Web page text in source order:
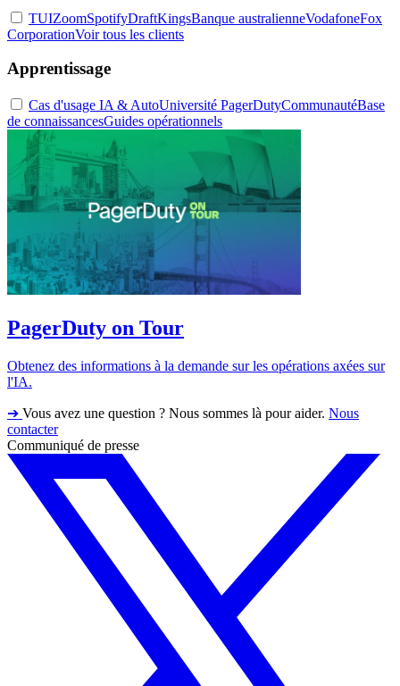
TUIZoomSpotifyDraftKingsBanque australienneVodafoneFox
CorporationVoir tous les clients
Apprentissage
Cas d'usage IA & AutoUniversité PagerDutyCommunautéBase
de connaissancesGuides opérationnels
PagerDuty on Tour
Obtenez des informations à la demande sur les opérations axées sur
l'IA.
➔ Vous avez une question ? Nous sommes là pour aider. Nous
contacter
Communiqué de presse